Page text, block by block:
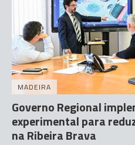
MADEIRA
Governo Regional
experimental para
na Ribeira Brava